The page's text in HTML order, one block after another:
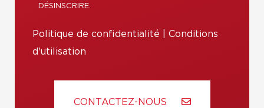
DÉSINSCRIRE.
Politique de confidentialité
Conditions
d'utilisation
CONTACTEZ-NOUS